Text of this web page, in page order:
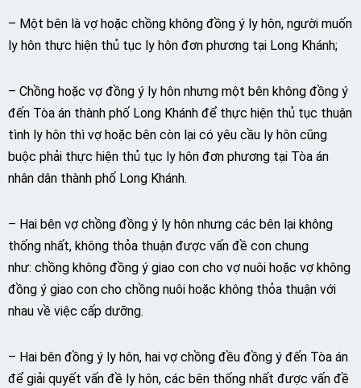
– Một bên là vợ hoặc chồng không đồng ý ly hôn, người muốn
ly hôn thực hiện thủ tục ly hôn đơn phương tại Long Khánh;
– Chồng hoặc vợ đồng ý ly hôn nhưng một bên không đồng ý
đến Tòa án thành phố Long Khánh để thực hiện thủ tục thuận
tình ly hôn thì vợ hoặc bên còn lại có yêu cầu ly hôn cũng
buộc phải thực hiện thủ tục ly hôn đơn phương tại Tòa án
nhân dân thành phố Long Khánh.
– Hai bên vợ chồng đồng ý ly hôn nhưng các bên lại không
thống nhất, không thỏa thuận được vấn đề con chung
như: chồng không đồng ý giao con cho vợ nuôi hoặc vợ không
đồng ý giao con cho chồng nuôi hoặc không thỏa thuận với
nhau về việc cấp dưỡng.
– Hai bên đồng ý ly hôn, hai vợ chồng đều đồng ý đến Tòa án
để giải quyết vấn đề ly hôn, các bên thống nhất được vấn đề